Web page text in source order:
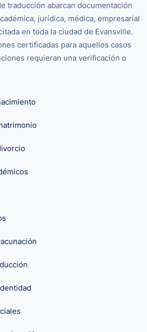
traducción abarcan documentación
jurídica, médica, empresarial
en toda la ciudad de Evansville.
certificadas para aquellos casos
requieran una verificación o